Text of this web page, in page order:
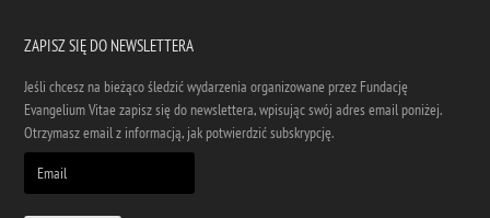
ZAPISZ SIĘ DO NEWSLETTERA
Jeśli chcesz na bieżąco śledzić wydarzenia organizowane przez Fundację
Evangelium Vitae zapisz się do newslettera, wpisując swój adres email poniżej.
Otrzymasz email z informacją, jak potwierdzić subskrypcję.